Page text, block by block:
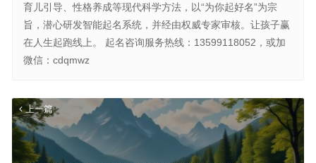
育儿引导、性格养成等现代科学方法，以“为你起好名”为宗
旨，潜心研发智能起名系统，并经由权威专家审核。让孩子赢
在人生起跑线上。 起名咨询服务热线：13599118052，或加
微信：cdqmwz
上一篇